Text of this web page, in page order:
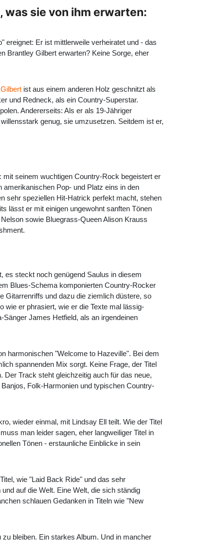
was sie von ihm erwarten:
ereignet: Er ist mittlerweile verheiratet und - das
Brantley Gilbert erwarten? Keine Sorge, eher
ist aus einem anderen Holz geschnitzt als
und Redneck, als ein Country-Superstar.
Andererseits: Als er als 19-Jähriger
genug, sie umzusetzen. Seitdem ist er,
seinem wuchtigen Country-Rock begeistert er
Pop- und Platz eins in den
sehr speziellen Hit-Hatrick perfekt macht, stehen
lässt er mit einigen ungewohnt sanften Tönen
sowie Bluegrass-Queen Alison Krauss
es steckt noch genügend Saulus in diesem
Blues-Schema komponierten Country-Rocker
Gitarrenriffs und dazu die ziemlich düstere, so
wie er phrasiert, wie er die Texte mal lässig-
James Hetfield, als an irgendeinen
harmonischen "Welcome to Hazeville". Bei dem
spannenden Mix sorgt. Keine Frage, der Titel
Track steht gleichzeitig auch für das neue,
Folk-Harmonien und typischen Country-
wieder einmal, mit Lindsay Ell teilt. Wie der Titel
man leider sagen, eher langweiliger Titel in
Tönen - erstaunliche Einblicke in sein
wie "Laid Back Ride" und das sehr
auf die Welt. Eine Welt, die sich ständig
schlauen Gedanken in Titeln wie "New
bleiben. Ein starkes Album. Und in mancher